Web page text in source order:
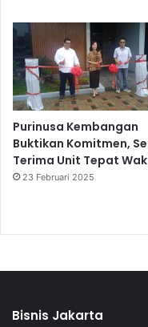
Purinusa Kembangan
Buktikan Komitmen,
Terima Unit Tepat
23 Februari 2025
Bisnis Jakarta